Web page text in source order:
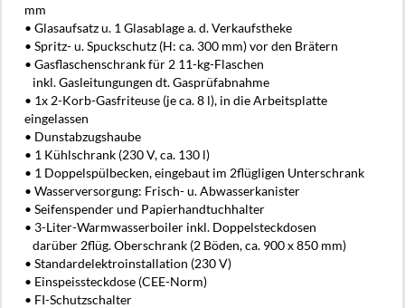
mm
• Glasaufsatz u. 1 Glasablage a. d. Verkaufstheke
• Spritz- u. Spuckschutz (H: ca. 300 mm) vor den Brätern
• Gasflaschenschrank für 2 11-kg-Flaschen
inkl. Gasleitungungen dt. Gasprüfabnahme
• 1x 2-Korb-Gasfriteuse (je ca. 8 l), in die Arbeitsplatte
eingelassen
• Dunstabzugshaube
• 1 Kühlschrank (230 V, ca. 130 l)
• 1 Doppelspülbecken, eingebaut im 2flügligen Unterschrank
• Wasserversorgung: Frisch- u. Abwasserkanister
• Seifenspender und Papierhandtuchhalter
• 3-Liter-Warmwasserboiler inkl. Doppelsteckdosen
darüber 2flüg. Oberschrank (2 Böden, ca. 900 x 850 mm)
• Standardelektroinstallation (230 V)
• Einspeissteckdose (CEE-Norm)
• FI-Schutzschalter